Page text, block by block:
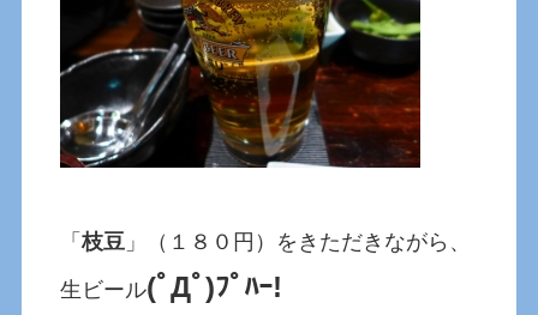
「枝豆 」（１８０円）をきただきながら、
生ビール(ﾟДﾟ)ﾌﾟﾊｰ!